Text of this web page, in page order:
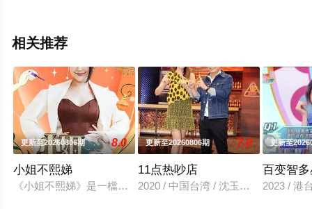
相关推荐
更新至20260806期 8.0
小姐不熙娣
《小姐不熙娣》是一檔以女性做為出發點，討論內容聚焦女性職
更新至20260806期 7.0
11点热吵店
2020 / 中国台湾 / 沈玉琳,殷悦
更新至
百变智
2023 / 港